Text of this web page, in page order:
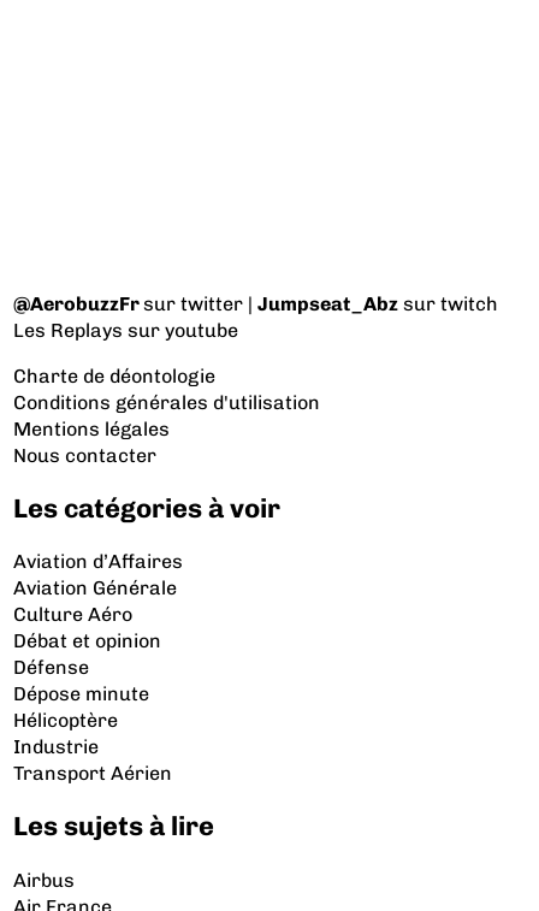
@AerobuzzFrsur twitter |Jumpseat_Abz sur twitch
Les Replays sur youtube
Charte de déontologie
Conditions générales d'utilisation
Mentions légales
Nous contacter
Les catégories à voir
Aviation d’Affaires
Aviation Générale
Culture Aéro
Débat et opinion
Défense
Dépose minute
Hélicoptère
Industrie
Transport Aérien
Les sujets à lire
Airbus
Air France